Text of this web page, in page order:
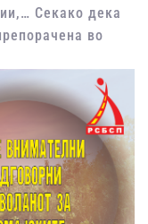
Секако дека
во